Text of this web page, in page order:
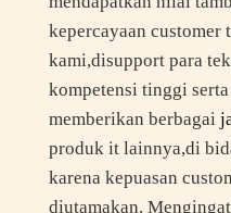
kepercayaan customer
kami,disupport para
kompetensi tinggi
memberikan berbagai
produk it lainnya,di
karena kepuasan
diutamakan.